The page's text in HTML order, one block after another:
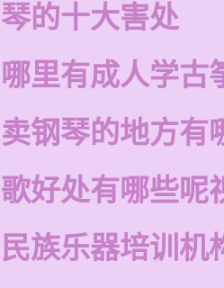
的十大害处
里有成人学古
钢琴的地方有
好处有哪些呢
族乐器培训机